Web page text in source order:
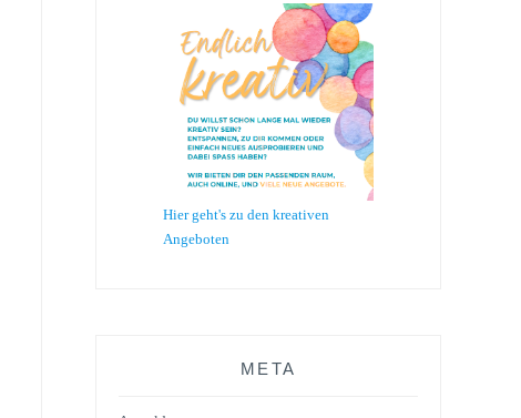
Hier geht's zu den kreativen
Angeboten
META